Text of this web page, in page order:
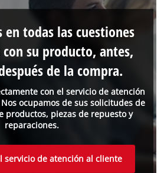
con el servicio de atención
ocupamos de sus solicitudes de
productos, piezas de repuesto y
reparaciones.
en todas las cuestiones
su producto, antes,
de la compra.
servicio de atención al cliente